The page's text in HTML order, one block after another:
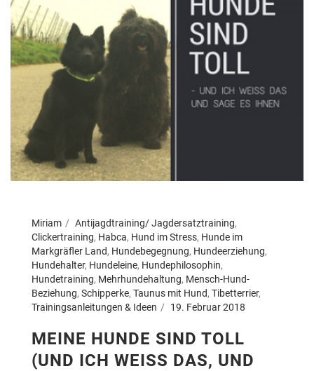
Miriam Antijagdtraining/ Jagdersatztraining,
Clickertraining, Habca, Hund im Stress, Hunde im
Markgräfler Land, Hundebegegnung, Hundeerziehung,
Hundehalter, Hundeleine, Hundephilosophin,
Hundetraining, Mehrhundehaltung, Mensch-Hund-
Beziehung, Schipperke, Taunus mit Hund, Tibetterrier,
Trainingsanleitungen & Ideen
19. Februar 2018
MEINE HUNDE SIND TOLL
(UND ICH WEISS DAS, UND S